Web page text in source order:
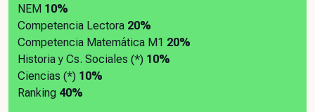
NEM 10%
Competencia Lectora 20%
Competencia Matemática M1 20%
Historia y Cs. Sociales (*) 10%
Ciencias (*) 10%
Ranking 40%